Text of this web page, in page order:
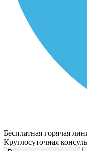
Бесплатная горячая
Круглосуточная